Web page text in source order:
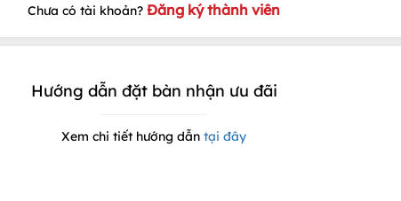
Chưa có tài khoản? Đăng ký thành viên
Hướng dẫn đặt bàn nhận ưu đãi
Xem chi tiết hướng dẫn tại đây